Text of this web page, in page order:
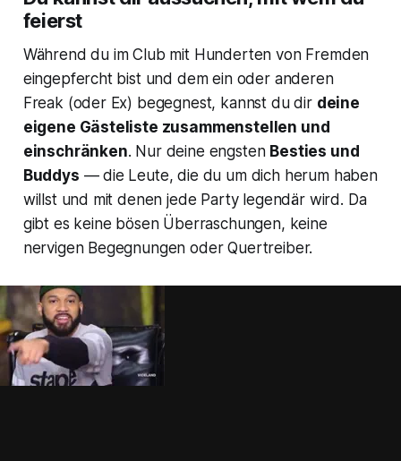
feierst
Während du im Club mit Hunderten von Fremden
eingepfercht bist und dem ein oder anderen
Freak (oder Ex) begegnest, kannst du dir deine
eigene Gästeliste zusammenstellen und
einschränken. Nur deine engsten Besties und
Buddys — die Leute, die du um dich herum haben
willst und mit denen jede Party legendär wird. Da
gibt es keine bösen Überraschungen, keine
nervigen Begegnungen oder Quertreiber.